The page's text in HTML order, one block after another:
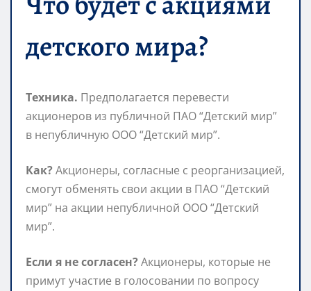
детского мира?
Техника. Предполагается перевести
акционеров из публичной ПАО “Детский мир”
в непубличную ООО “Детский мир”.
Как? Акционеры, согласные с реорганизацией,
смогут обменять свои акции в ПАО “Детский
мир” на акции непубличной ООО “Детский
мир”.
Если я не согласен? Акционеры, которые не
примут участие в голосовании по вопросу